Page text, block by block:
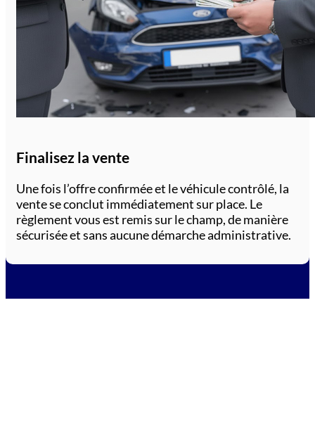
Finalisez la vente
Une fois l’offre confirmée et le véhicule contrôlé, la
vente se conclut immédiatement sur place. Le
règlement vous est remis sur le champ, de manière
sécurisée et sans aucune démarche administrative.